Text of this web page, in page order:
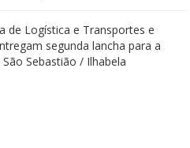
de Logística e Transportes e
segunda lancha para a
Sebastião / Ilhabela